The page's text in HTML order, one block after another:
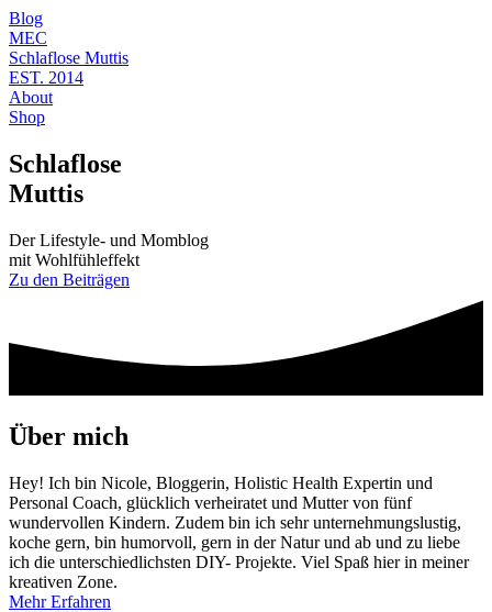
Blog
MEC
Schlaflose Muttis
EST. 2014
About
Shop
Schlaflose
Muttis
Der Lifestyle- und Momblog
mit Wohlfühleffekt
Zu den Beiträgen
Über mich
Hey! Ich bin Nicole, Bloggerin, Holistic Health Expertin und
Personal Coach, glücklich verheiratet und Mutter von fünf
wundervollen Kindern. Zudem bin ich sehr unternehmungslustig,
koche gern, bin humorvoll, gern in der Natur und ab und zu liebe
ich die unterschiedlichsten DIY- Projekte. Viel Spaß hier in meiner
kreativen Zone.
Mehr Erfahren